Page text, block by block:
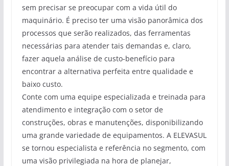
sem precisar se preocupar com a vida útil do
maquinário. É preciso ter uma visão panorâmica dos
processos que serão realizados, das ferramentas
necessárias para atender tais demandas e, claro,
fazer aquela análise de custo-benefício para
encontrar a alternativa perfeita entre qualidade e
baixo custo.
Conte com uma equipe especializada e treinada para
atendimento e integração com o setor de
construções, obras e manutenções, disponibilizando
uma grande variedade de equipamentos. A ELEVASUL
se tornou especialista e referência no segmento, com
uma visão privilegiada na hora de planejar,